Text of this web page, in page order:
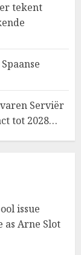
tekent
Serviër
tot 2028…
issue
as Arne Slot